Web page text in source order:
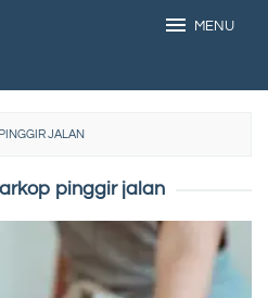
MENU
JALAN
pinggir jalan